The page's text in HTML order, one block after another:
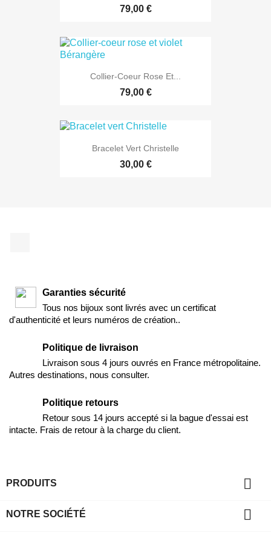
79,00 €
Collier-Coeur Rose Et...
79,00 €
Bracelet Vert Christelle
30,00 €
Garanties sécurité
Tous nos bijoux sont livrés avec un certificat
d'authenticité et leurs numéros de création..
Politique de livraison
Livraison sous 4 jours ouvrés en France métropolitaine.
Autres destinations, nous consulter.
Politique retours
Retour sous 14 jours accepté si la bague d'essai est
intacte. Frais de retour à la charge du client.
PRODUITS 
NOTRE SOCIÉTÉ
